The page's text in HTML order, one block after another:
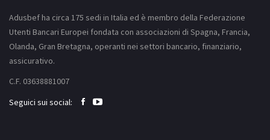
Adusbef ha circa 175 sedi in Italia ed è membro della Federazione
Utenti Bancari Europei fondata con associazioni di Spagna, Francia,
Olanda, Gran Bretagna, operanti nei settori bancario, finanziario,
assicurativo.
C.F. 03638881007
Seguici sui social: